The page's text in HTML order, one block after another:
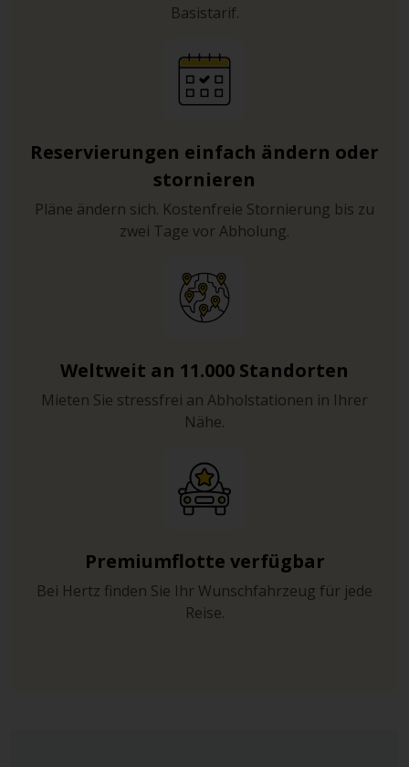
Basistarif.
Reservierungen einfach ändern oder
stornieren
Pläne ändern sich. Kostenfreie Stornierung bis zu
zwei Tage vor Abholung.
Weltweit an 11.000 Standorten
Mieten Sie stressfrei an Abholstationen in Ihrer
Nähe.
Premiumflotte verfügbar
Bei Hertz finden Sie Ihr Wunschfahrzeug für jede
Reise.